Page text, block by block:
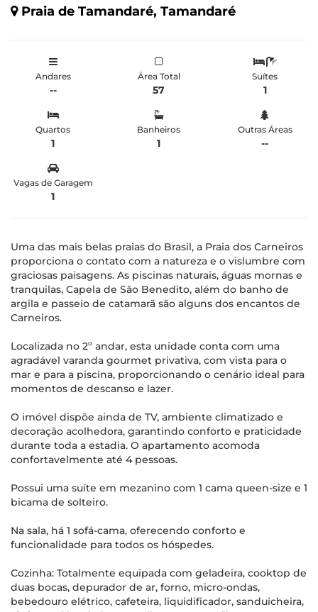
Praia de Tamandaré, Tamandaré
Andares
--
Área Total
57
Suítes
1
Quartos
1
Banheiros
1
Outras Áreas
--
Vagas de Garagem
1
Uma das mais belas praias do Brasil, a Praia dos Carneiros
proporciona o contato com a natureza e o vislumbre com
graciosas paisagens. As piscinas naturais, águas mornas e
tranquilas, Capela de São Benedito, além do banho de
argila e passeio de catamarã são alguns dos encantos de
Carneiros.
Localizada no 2º andar, esta unidade conta com uma
agradável varanda gourmet privativa, com vista para o
mar e para a piscina, proporcionando o cenário ideal para
momentos de descanso e lazer.
O imóvel dispõe ainda de TV, ambiente climatizado e
decoração acolhedora, garantindo conforto e praticidade
durante toda a estadia. O apartamento acomoda
confortavelmente até 4 pessoas.
Possui uma suíte em mezanino com 1 cama queen-size e 1
bicama de solteiro.
Na sala, há 1 sofá-cama, oferecendo conforto e
funcionalidade para todos os hóspedes.
Cozinha: Totalmente equipada com geladeira, cooktop de
duas bocas, depurador de ar, forno, micro-ondas,
bebedouro elétrico, cafeteira, liquidificador, sanduicheira,